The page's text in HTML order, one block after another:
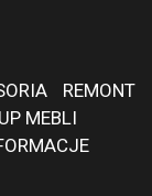
REMONT
MEBLI